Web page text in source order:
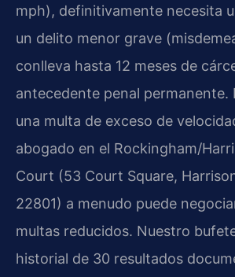
mph), definitivamente necesita
un delito menor grave
conlleva hasta 12 meses de
antecedente penal permanente.
una multa de exceso de
abogado en el Rockingham/
Court (53 Court Square,
22801) a menudo puede
multas reducidos. Nuestro
historial de 30 resultados